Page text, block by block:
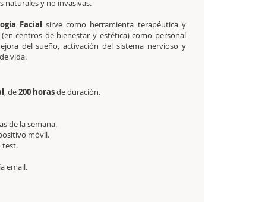
naturales y no invasivas.
Facial sirve como herramienta terapéutica y
centros de bienestar y estética) como personal
del sueño, activación del sistema nervioso y
vida.
, de200 horasde duración.
de la semana.
móvil.
test.
email.